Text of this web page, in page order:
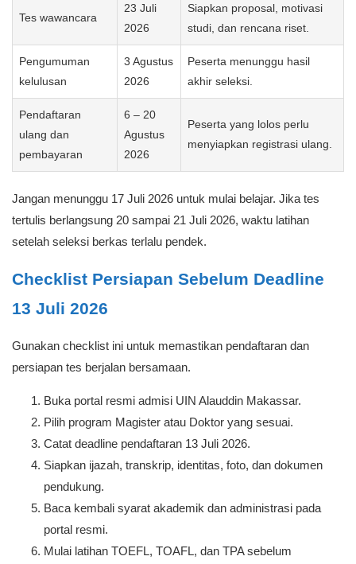
Tes wawancara
23 Juli
2026
Siapkan proposal, motivasi
studi, dan rencana riset.
Pengumuman
kelulusan
3 Agustus
2026
Peserta menunggu hasil
akhir seleksi.
Pendaftaran
ulang dan
pembayaran
6 – 20
Agustus
2026
Peserta yang lolos perlu
menyiapkan registrasi ulang.
Jangan menunggu 17 Juli 2026 untuk mulai belajar. Jika tes
tertulis berlangsung 20 sampai 21 Juli 2026, waktu latihan
setelah seleksi berkas terlalu pendek.
Checklist Persiapan Sebelum Deadline
13 Juli 2026
Gunakan checklist ini untuk memastikan pendaftaran dan
persiapan tes berjalan bersamaan.
Buka portal resmi admisi UIN Alauddin Makassar.
Pilih program Magister atau Doktor yang sesuai.
Catat deadline pendaftaran 13 Juli 2026.
Siapkan ijazah, transkrip, identitas, foto, dan dokumen
pendukung.
Baca kembali syarat akademik dan administrasi pada
portal resmi.
Mulai latihan TOEFL, TOAFL, dan TPA sebelum